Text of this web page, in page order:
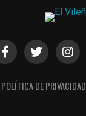
POLÍTICA DE PRIVACIDAD